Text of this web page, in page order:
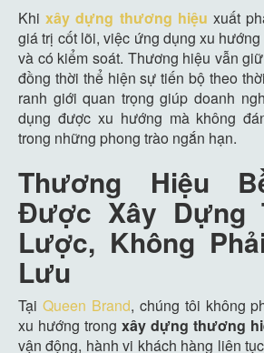
Khixây dựng thương hiệu xuất
giá trị cốt lõi, việc ứng dụng xu
và có kiểm soát. Thương hiệu vẫn
đồng thời thể hiện sự tiến bộ theo
ranh giới quan trọng giúp doanh
dụng được xu hướng mà không
trong những phong trào ngắn hạn.
Thương Hiệu
Được Xây Dựng
Lược, Không
Lưu
Tại Queen Brand, chúng tôi không
xu hướng trong xây dựng thương
vận động, hành vi khách hàng liên